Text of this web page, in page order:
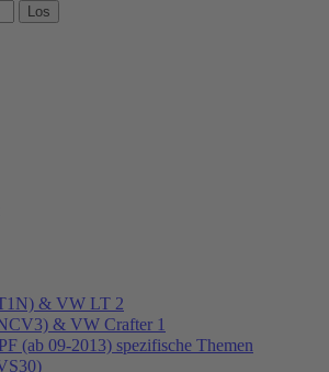
& VW LT 2
& VW Crafter 1
(ab 09-2013) spezifische Themen